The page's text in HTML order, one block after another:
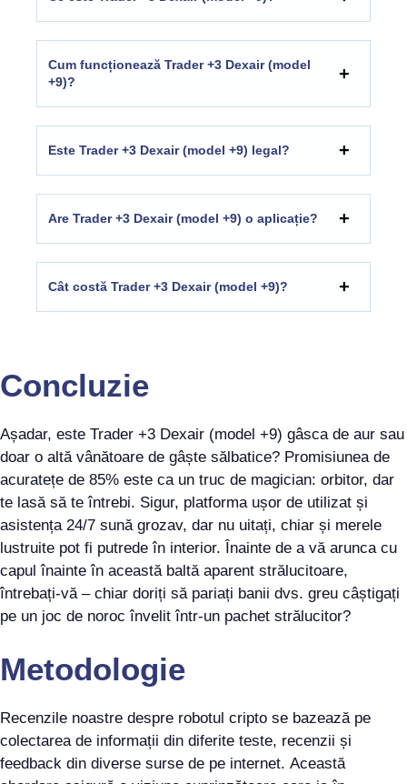
Cum funcționează Trader +3 Dexair (model
+9)?
Este Trader +3 Dexair (model +9) legal?
Are Trader +3 Dexair (model +9) o aplicație?
Cât costă Trader +3 Dexair (model +9)?
Concluzie
Așadar, este Trader +3 Dexair (model +9) gâsca de aur sau
doar o altă vânătoare de gâște sălbatice? Promisiunea de
acuratețe de 85% este ca un truc de magician: orbitor, dar
te lasă să te întrebi. Sigur, platforma ușor de utilizat și
asistența 24/7 sună grozav, dar nu uitați, chiar și merele
lustruite pot fi putrede în interior. Înainte de a vă arunca cu
capul înainte în această baltă aparent strălucitoare,
întrebați-vă – chiar doriți să pariați banii dvs. greu câștigați
pe un joc de noroc învelit într-un pachet strălucitor?
Metodologie
Recenzile noastre despre robotul cripto se bazează pe
colectarea de informații din diferite teste, recenzii și
feedback din diverse surse de pe internet. Această